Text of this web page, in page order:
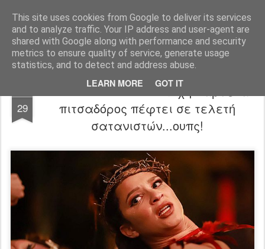
This site uses cookies from Google to deliver its services
and to analyze traffic. Your IP address and user-agent are
shared with Google along with performance and security
metrics to ensure quality of service, generate usage
statistics, and to detect and address abuse.
LEARN MORE GOT IT
FilmBoy
29
Satanic Panic trailer: Άτυχη παρθένα
πιτσαδόρος πέφτει σε τελετή
σατανιστών...ουπς!